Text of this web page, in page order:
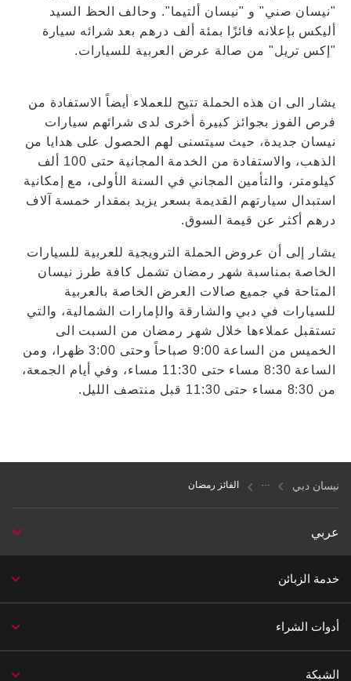
"نيسان صني" و "نيسان ألتيما". وحالف الحظ السيد
أليكس بإعلانه فائزًا بمئة ألف درهم بعد شرائه سيارة
"إكس تريل" من صالة عرض العربية للسيارات.
يشار الى ان هذه الحملة تتيح للعملاء أيضاً الاستفادة من
فرص الفوز بجوائز كبيرة أخرى لدى شرائهم سيارات
نيسان جديدة، حيث سيتسنى لهم الحصول على هدايا من
الذهب، والاستفادة من الخدمة المجانية حتى 100 ألف
كيلومتر، والتأمين المجاني في السنة الأولى، مع إمكانية
استبدال سيارتهم القديمة بسعر يزيد بمقدار خمسة آلاف
درهم أكثر عن قيمة السوق.
يشار إلى أن عروض الحملة الترويجية للعربية للسيارات
الخاصة بمناسبة شهر رمضان تشمل كافة طرز نيسان
المتاحة في جميع صالات العرض الخاصة بالعربية
للسيارات في دبي والشارقة والإمارات الشمالية، والتي
تستقبل عملاءها خلال شهر رمضان من السبت الى
الخميس من الساعة 9:00 صباحاً وحتى 3:00 ظهرا، ومن
الساعة 8:30 مساء حتى 11:30 مساء، وفي أيام الجمعة،
من 8:30 مساء حتى 11:30 قبل منتصف الليل.
نيسان دبي الفائز رمضان
عربي
G
E
خدمة الزبائن
G
أدوات الشراء
الشبكة